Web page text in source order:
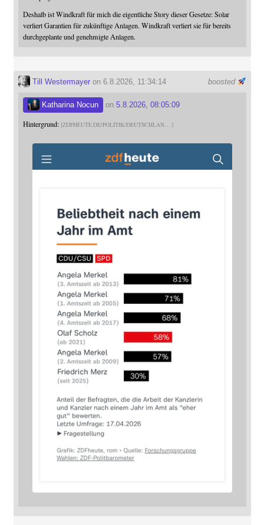
Deshalb ist Windkraft für mich die eigentliche Story dieser Gesetze: Solar
verliert Garantien für zukünftige Anlagen. Windkraft verliert sie für bereits
durchgeplante und genehmigte Anlagen.
boosted
Till Westermayeron 6.8.2026, 11:34:14
Katharina Nocun on 5.8.2026, 08:05:09
Hintergrund: ZDFHEUTE.DE/POLITIK/DEUTSCHLAN